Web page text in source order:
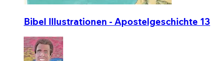
Bibel Illustrationen - Apostelgeschichte 13